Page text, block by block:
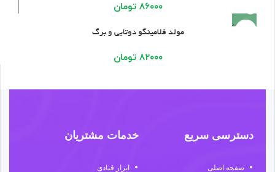
۸۶۰۰۰ تومان
فروخته
مولد فلامینگو دوتایی و برگ
۸۲۰۰۰ تومان
دسترسی سریع
صفحه اصلی
خدمات مشتریان
ابزار قنادی